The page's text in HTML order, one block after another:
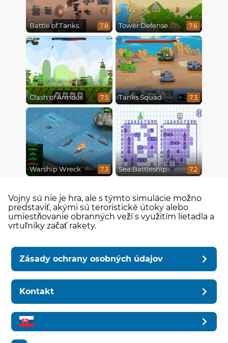
Battle of Tanks 7.8 Tower Defense 7.6
Clash of Armour 7.5 Tanks Squad 7.3
Warship Wreck 7.3 Sea Battleship 7.2
Vojny sú nie je hra, ale s týmto simulácie možno
predstaviť, akými sú teroristické útoky alebo
umiestňovanie obranných veží s využitím lietadla a
vrtuľníky začať rakety.
Zásady ochrany osobných údajov
Kontakt